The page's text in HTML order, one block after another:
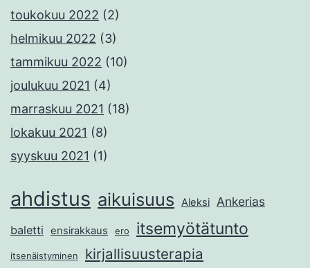
toukokuu 2022 (2)
helmikuu 2022 (3)
tammikuu 2022 (10)
joulukuu 2021 (4)
marraskuu 2021 (18)
lokakuu 2021 (8)
syyskuu 2021 (1)
ahdistus aikuisuus Aleksi Ankerias
baletti ensirakkaus ero itsemyötätunto
itsenäistyminen kirjallisuusterapia